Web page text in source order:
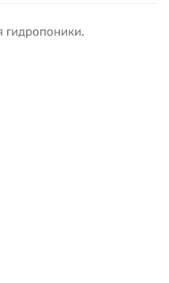
гидропоники.